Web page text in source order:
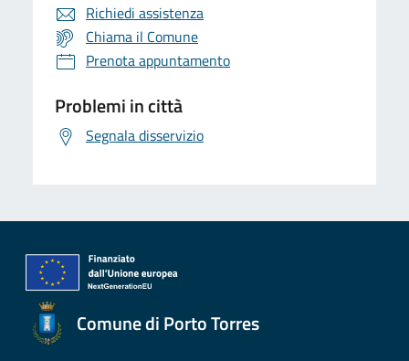
Richiedi assistenza
Chiama il Comune
Prenota appuntamento
Problemi in città
Segnala disservizio
Comune di Porto Torres